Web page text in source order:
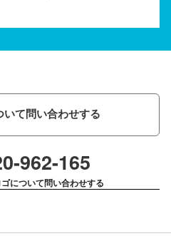
いて問い合わせする
962-165
について問い合わせする